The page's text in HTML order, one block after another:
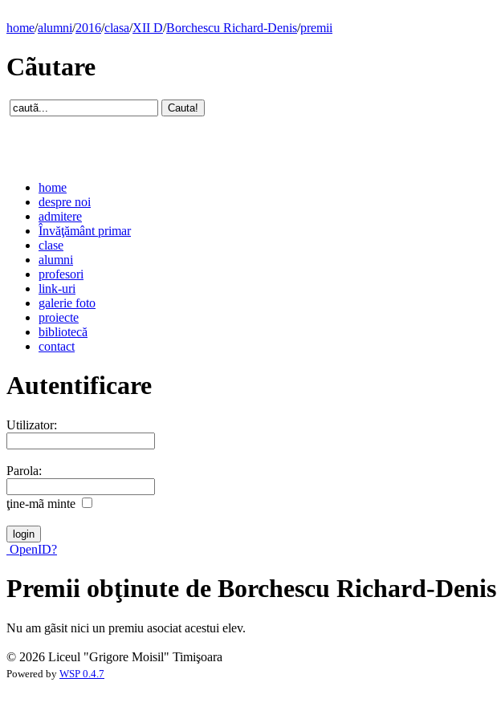
home/alumni/2016/clasa/XII D/Borchescu Richard-Denis/premii
Cãutare
home
despre noi
admitere
Învăţământ primar
clase
alumni
profesori
link-uri
galerie foto
proiecte
bibliotecă
contact
Autentificare
Utilizator:
Parola:
ţine-mã minte
OpenID?
Premii obţinute de Borchescu Richard-Denis
Nu am gãsit nici un premiu asociat acestui elev.
© 2026 Liceul "Grigore Moisil" Timişoara
Powered by WSP 0.4.7